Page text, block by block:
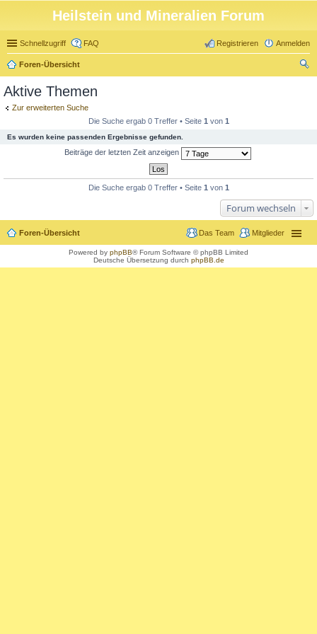
Heilstein und Mineralien Forum
Schnellzugriff FAQ Anmelden
Registrieren
Foren-Übersicht
Aktive Themen
Zur erweiterten Suche
Die Suche ergab 0 Treffer • Seite 1 von 1
Es wurden keine passenden Ergebnisse gefunden.
Beiträge der letzten Zeit anzeigen
Die Suche ergab 0 Treffer • Seite 1 von 1
Forum wechseln
Foren-Übersicht Mitglieder
Das Team
Powered by phpBB® Forum Software © phpBB Limited
Deutsche Übersetzung durch phpBB.de